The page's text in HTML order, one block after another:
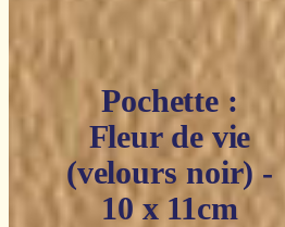
Pochette :
Fleur de vie
(velours noir) -
10 x 11cm